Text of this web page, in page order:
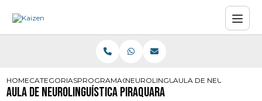
HOMECATEGORIASPROGRAMACOES NEUROLINGUISTICAS
NEUROLINGUISTICA PNL
AULA DE
Aula de Neurolinguística Piraquara